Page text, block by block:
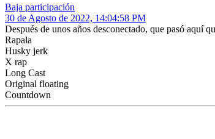
Baja participación
30 de Agosto de 2022, 14:04:58 PM
Después de unos años desconectado, que pasó aquí
Rapala
Husky jerk
X rap
Long Cast
Original floating
Countdown